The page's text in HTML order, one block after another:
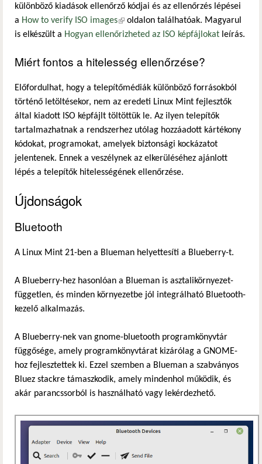
különböző kiadások ellenőrző kódjai és az ellenőrzés lépései
a How to verify ISO images(külső hivatkozás)
oldalon találhatóak. Magyarul
is elkészült a Hogyan ellenőrizheted az ISO képfájlokat leírás.
Miért fontos a hitelesség ellenőrzése?
Előfordulhat, hogy a telepítőmédiák különböző forrásokból
történő letöltésekor, nem az eredeti Linux Mint fejlesztők
által kiadott ISO képfájlt töltöttük le. Az ilyen telepítők
tartalmazhatnak a rendszerhez utólag hozzáadott kártékony
kódokat, programokat, amelyek biztonsági kockázatot
jelentenek. Ennek a veszélynek az elkerüléséhez ajánlott
lépés a telepítők hitelességének ellenőrzése.
Újdonságok
Bluetooth
A Linux Mint 21-ben a Blueman helyettesíti a Blueberry-t.
A Blueberry-hez hasonlóan a Blueman is asztalikörnyezet-
független, és minden környezetbe jól integrálható Bluetooth-
kezelő alkalmazás.
A Blueberry-nek van gnome-bluetooth programkönyvtár
függősége, amely programkönyvtárat kizárólag a GNOME-
hoz fejlesztettek ki. Ezzel szemben a Blueman a szabványos
Bluez stackre támaszkodik, amely mindenhol működik, és
akár parancssorból is használható vagy lekérdezhető.